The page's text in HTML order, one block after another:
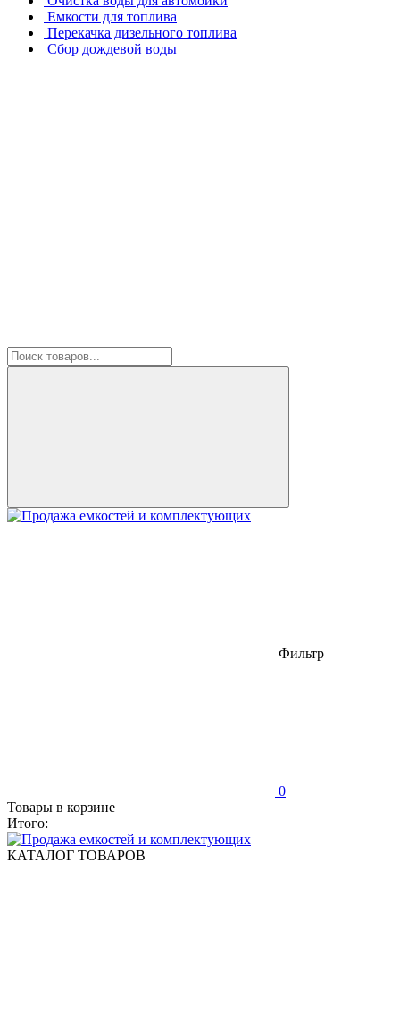
Емкости для топлива
Перекачка дизельного топлива
Сбор дождевой воды
Фильтр
0
Товары в корзине
Итого:
КАТАЛОГ ТОВАРОВ